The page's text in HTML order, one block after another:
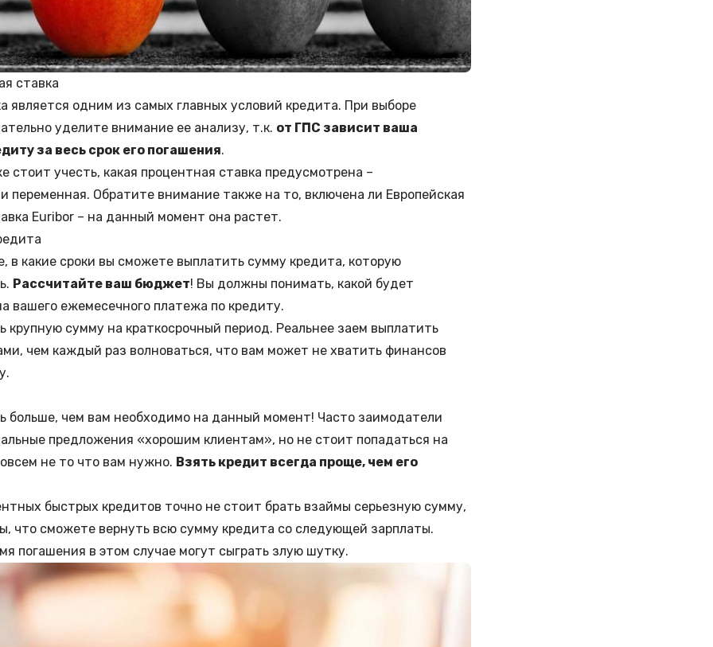
ставка
является одним из самых главных условий кредита. При выборе
уделите внимание ее анализу, т.к. от ГПС зависит ваша
за весь срок его погашения.
стоит учесть, какая процентная ставка предусмотрена –
переменная. Обратите внимание также на то, включена ли Европейская
Euribor – на данный момент она растет.
в какие сроки вы сможете выплатить сумму кредита, которую
Рассчитайте ваш бюджет! Вы должны понимать, какой будет
вашего ежемесечного платежа по кредиту.
крупную сумму на краткосрочный период. Реальнее заем выплатить
чем каждый раз волноваться, что вам может не хватить финансов
больше, чем вам необходимо на данный момент! Часто заимодатели
предложения «хорошим клиентам», но не стоит попадаться на
не то что вам нужно. Взять кредит всегда проще, чем его
быстрых кредитов точно не стоит брать взаймы серьезную сумму,
что сможете вернуть всю сумму кредита со следующей зарплаты.
погашения в этом случае могут сыграть злую шутку.